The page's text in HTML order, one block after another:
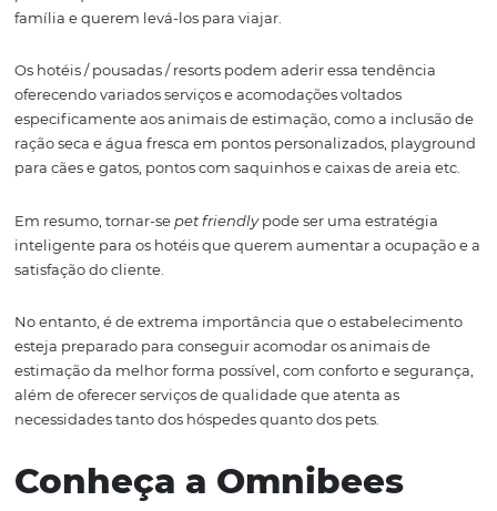
animais de estimação
O hotel pode oferecer serviços adicionais para os
estimação, como passeios, serviços de banho e tosa e
serviços de treinamento, também conhecido como
Pensando nisso, planeje realizar parcerias com alguma
ou hospital veterinário local, em casos de emergência!
pensando na saúde de todos, solicite o cartão de
pet no momento docheck-in.
5. Forneça as
restaurante do